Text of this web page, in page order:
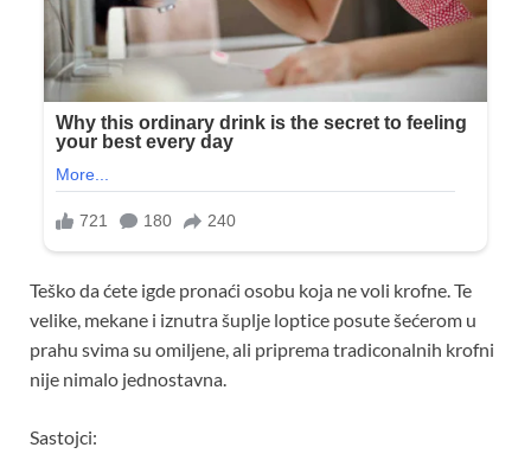
Teško da ćete igde pronaći osobu koja ne voli krofne. Te
velike, mekane i iznutra šuplje loptice posute šećerom u
prahu svima su omiljene, ali priprema tradiconalnih krofni
nije nimalo jednostavna.
Sastojci: